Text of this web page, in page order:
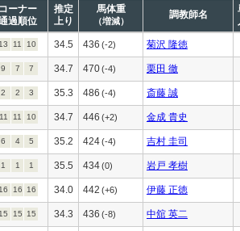
コーナー
過順位
推定
上り
馬体重
（増減）
調教師名
13 11 10 34.5 436 (-2) 菊沢 隆徳
9 7 7 34.7 470(-4) 栗田 徹
2 2 3 35.3 486 (-4) 斎藤 誠
11 11 10 34.7 446 (+2) 金成 貴史
6 4 5 35.2 424(-4) 吉村 圭司
1 1 1 35.5 434(0) 岩戸 孝樹
16 16 16 34.0 442 (+6) 伊藤 正徳
15 15 15 34.3 436 (-8) 中舘 英二